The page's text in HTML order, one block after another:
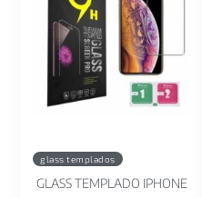
glass templados
GLASS TEMPLADO IPHONE